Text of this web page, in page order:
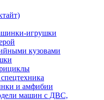
игрушки
кузовами
и амфибии
машин с ДВС,